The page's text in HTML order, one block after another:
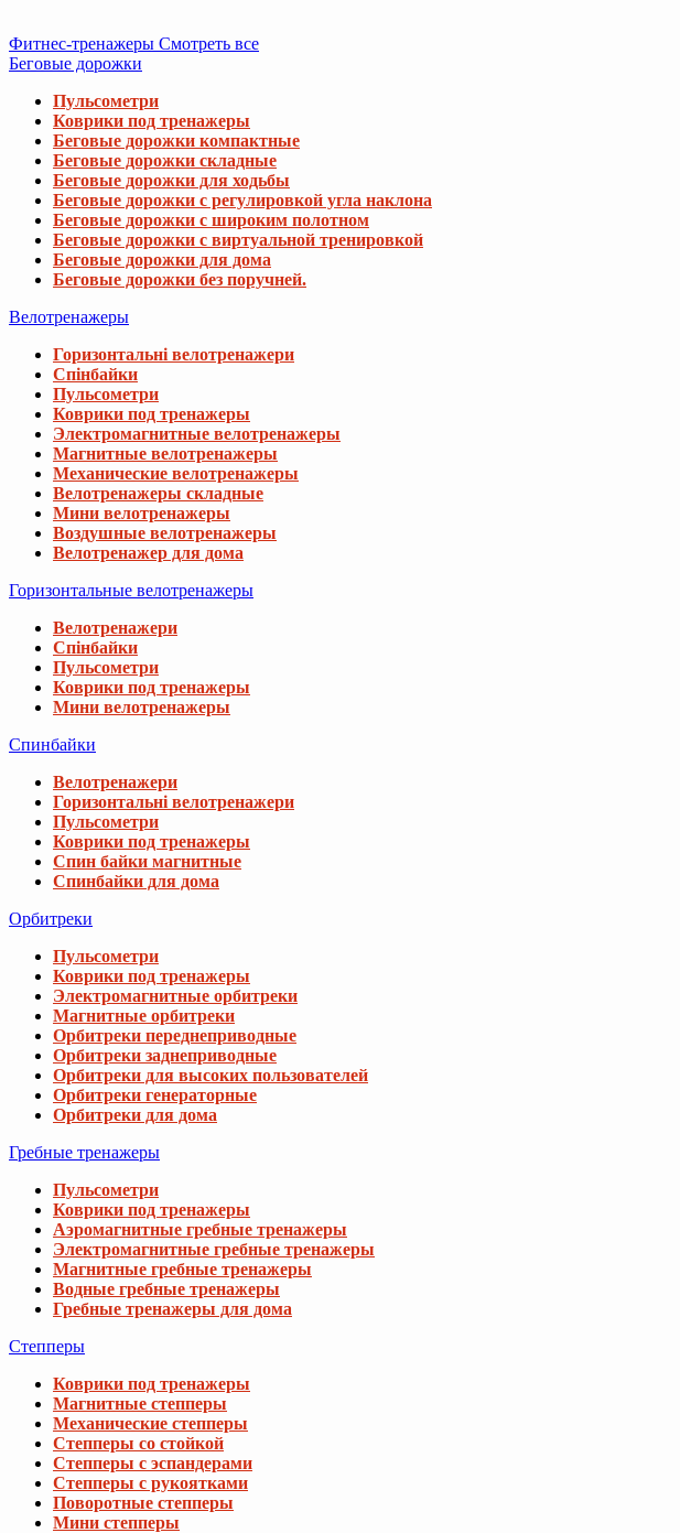
Фитнес-тренажеры Смотреть все
Беговые дорожки
Пульсометри
Коврики под тренажеры
Беговые дорожки компактные
Беговые дорожки складные
Беговые дорожки для ходьбы
Беговые дорожки с регулировкой угла наклона
Беговые дорожки с широким полотном
Беговые дорожки с виртуальной тренировкой
Беговые дорожки для дома
Беговые дорожки без поручней.
Велотренажеры
Горизонтальні велотренажери
Спінбайки
Пульсометри
Коврики под тренажеры
Электромагнитные велотренажеры
Магнитные велотренажеры
Механические велотренажеры
Велотренажеры складные
Мини велотренажеры
Воздушные велотренажеры
Велотренажер для дома
Горизонтальные велотренажеры
Велотренажери
Спінбайки
Пульсометри
Коврики под тренажеры
Мини велотренажеры
Спинбайки
Велотренажери
Горизонтальні велотренажери
Пульсометри
Коврики под тренажеры
Спин байки магнитные
Спинбайки для дома
Орбитреки
Пульсометри
Коврики под тренажеры
Электромагнитные орбитреки
Магнитные орбитреки
Орбитреки переднеприводные
Орбитреки заднеприводные
Орбитреки для высоких пользователей
Орбитреки генераторные
Орбитреки для дома
Гребные тренажеры
Пульсометри
Коврики под тренажеры
Аэромагнитные гребные тренажеры
Электромагнитные гребные тренажеры
Магнитные гребные тренажеры
Водные гребные тренажеры
Гребные тренажеры для дома
Степперы
Коврики под тренажеры
Магнитные степперы
Механические степперы
Степперы со стойкой
Степперы с эспандерами
Степперы с рукоятками
Поворотные степперы
Мини степперы